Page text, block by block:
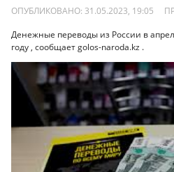
ОПУБЛИКОВАНО: 31.05.2023, 19:05
Денежные переводы из России в
году , сообщает golos-naroda.kz .